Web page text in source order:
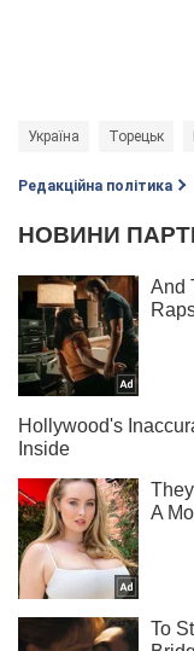
Україна Торецьк
Редакційна політика